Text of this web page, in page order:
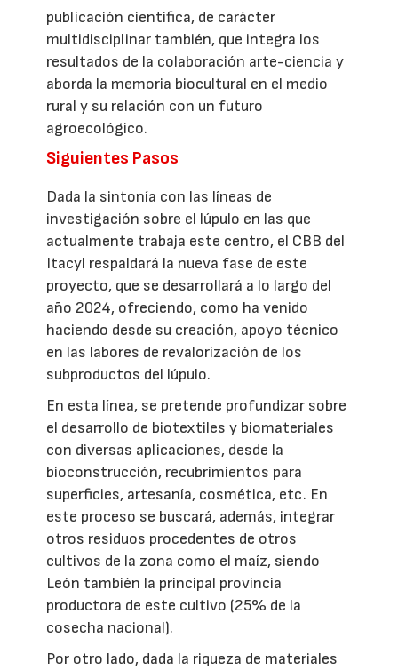
publicación científica, de carácter
multidisciplinar también, que integra los
resultados de la colaboración arte-ciencia y
aborda la memoria biocultural en el medio
rural y su relación con un futuro
agroecológico.
Siguientes Pasos
Dada la sintonía con las líneas de
investigación sobre el lúpulo en las que
actualmente trabaja este centro, el CBB del
Itacyl respaldará la nueva fase de este
proyecto, que se desarrollará a lo largo del
año 2024, ofreciendo, como ha venido
haciendo desde su creación, apoyo técnico
en las labores de revalorización de los
subproductos del lúpulo.
En esta línea, se pretende profundizar sobre
el desarrollo de biotextiles y biomateriales
con diversas aplicaciones, desde la
bioconstrucción, recubrimientos para
superficies, artesanía, cosmética, etc. En
este proceso se buscará, además, integrar
otros residuos procedentes de otros
cultivos de la zona como el maíz, siendo
León también la principal provincia
productora de este cultivo (25% de la
cosecha nacional).
Por otro lado, dada la riqueza de materiales